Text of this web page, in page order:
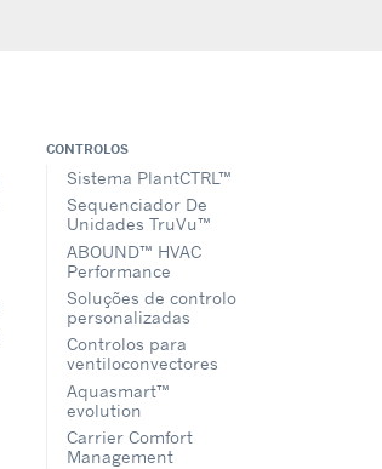
CONTROLOS
Sistema PlantCTRL™
Sequenciador De
Unidades TruVu™
ABOUND™ HVAC
Performance
Soluções de controlo
personalizadas
Controlos para
ventiloconvectores
Aquasmart™
evolution
Carrier Comfort
Management